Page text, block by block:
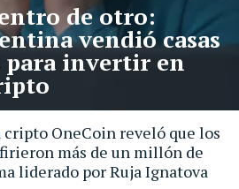
OneCoin reveló que los
más de un millón de
liderado por Ruja Ignatova
de otro:
vendió casas
invertir en